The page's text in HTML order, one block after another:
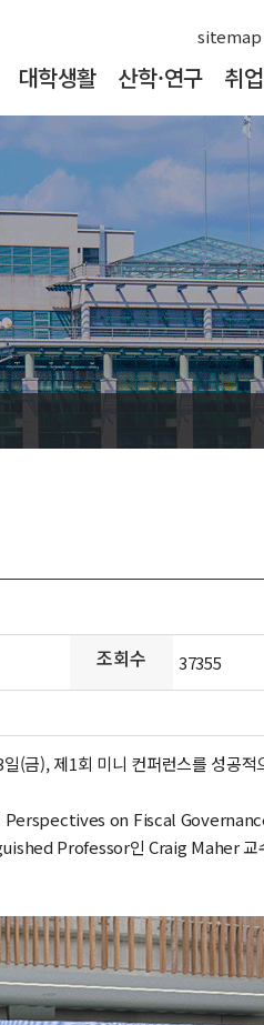
sitemap
대학생활 산학·연구 취
조회수 37355
(금), 제1회 미니 컨퍼런스를 성공적
Perspectives on Fiscal
Professor인 Craig Maher